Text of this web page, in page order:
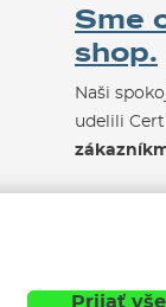
Sme
shop.
Naši
udelili
Prijať